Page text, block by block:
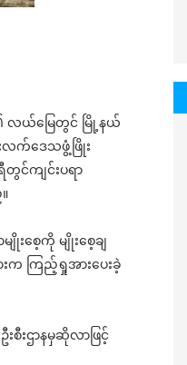
၏ လယ်မြေတွင် မြို့နယ်
းလက်ဒေသဖွံ့ဖြိုး
တွင်ကျင်းပရာ
ျိုးစေ့ကို မျိုးစေ့ချ
းက ကြည့်ရှုအားပေးခဲ့
းဌာနမှဆိုလာဖြင့်